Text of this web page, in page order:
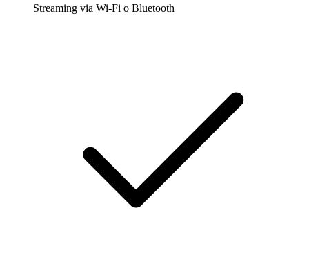
Streaming via Wi-Fi o Bluetooth